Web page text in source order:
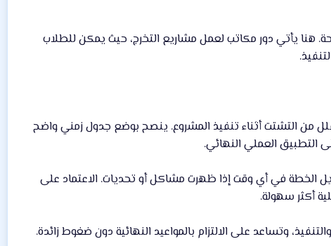
هنا يأتي دور مكاتب لعمل مشاريع التخرج، حيث يمكن للطلاب
من التشتت أثناء تنفيذ المشروع. ينصح بوضع جدول زمني واضح
التطبيق العملي النهائي.
الخطة في أي وقت إذا ظهرت مشاكل أو تحديات. الاعتماد على
أكثر سهولة.
وتساعد على الالتزام بالمواعيد النهائية دون ضغوط زائدة.